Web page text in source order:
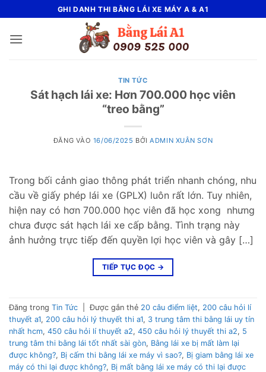
qua
nội
GHI DANH THI BẰNG LÁI XE MÁY A & A1
TIN TỨC
Sát hạch lái xe: Hơn 700.000 học viên
“treo bằng”
ĐĂNG VÀO 16/06/2025 BỞIADMIN XUÂN SƠN
Trong bối cảnh giao thông phát triển nhanh chóng, nhu
cầu về giấy phép lái xe (GPLX) luôn rất lớn. Tuy nhiên,
hiện nay có hơn 700.000 học viên đã học xong nhưng
chưa được sát hạch lái xe cấp bằng. Tình trạng này
ảnh hưởng trực tiếp đến quyền lợi học viên và gây […]
TIẾP TỤC ĐỌC →
Đăng trong Tin Tức Được gắn thẻ 20 câu điểm liệt, 200 câu hỏi lí
thuyết a1, 200 câu hỏi lý thuyết thi a1, 3 trung tâm thi bằng lái uy tín
nhất hcm, 450 câu hỏi lí thuyết a2, 450 câu hỏi lý thuyết thi a2, 5
trung tâm thi bằng lái tốt nhất sài gòn, Bằng lái xe bị mất làm lại
được không?, Bị cấm thi bằng lái xe máy vì sao?, Bị giam bằng lái xe
máy có thi lại được không?, Bị mất bằng lái xe máy có thi lại được